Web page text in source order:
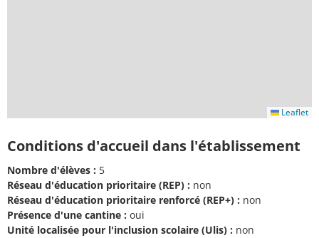
Leaflet
Conditions d'accueil dans l'établissement
Nombre d'élèves : 5
Réseau d'éducation prioritaire (REP) : non
Réseau d'éducation prioritaire renforcé (REP+) : non
Présence d'une cantine : oui
Unité localisée pour l'inclusion scolaire (Ulis) : non